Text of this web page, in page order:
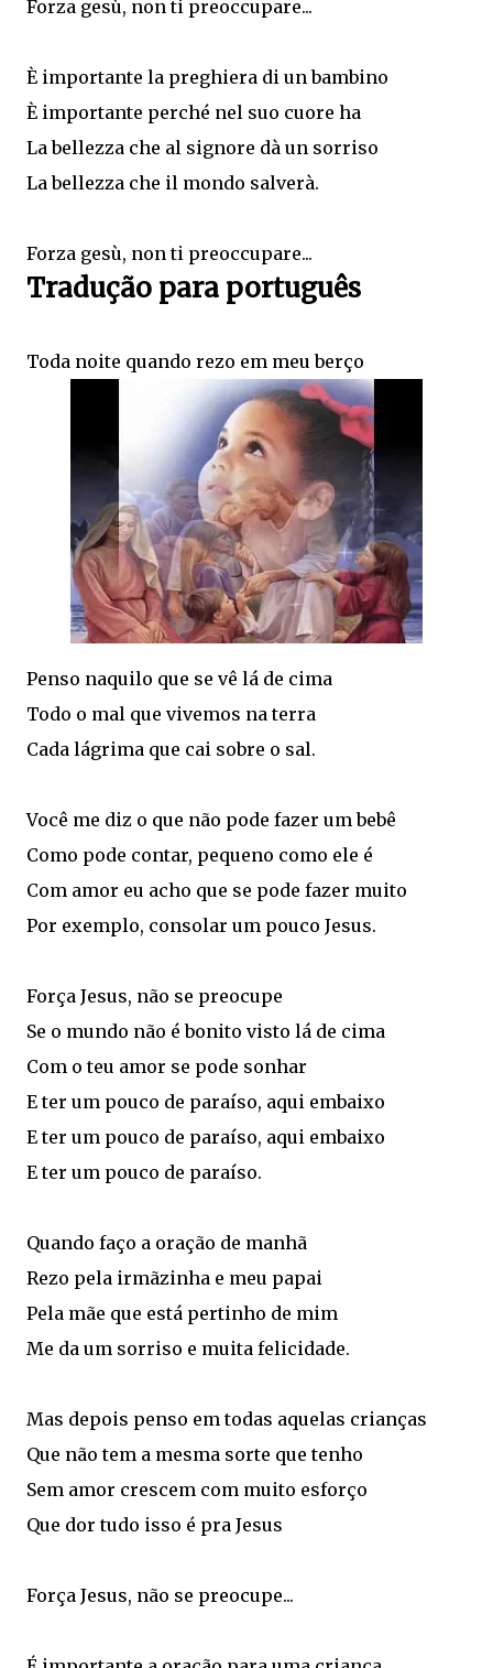
Forza gesù, non ti preoccupare...
È importante la preghiera di un bambino
È importante perché nel suo cuore ha
La bellezza che al signore dà un sorriso
La bellezza che il mondo salverà.
Forza gesù, non ti preoccupare...
Tradução para português
Toda noite quando rezo em meu berço
Penso naquilo que se vê lá de cima
Todo o mal que vivemos na terra
Cada lágrima que cai sobre o sal.
Você me diz o que não pode fazer um bebê
Como pode contar, pequeno como ele é
Com amor eu acho que se pode fazer muito
Por exemplo, consolar um pouco Jesus.
Força Jesus, não se preocupe
Se o mundo não é bonito visto lá de cima
Com o teu amor se pode sonhar
E ter um pouco de paraíso, aqui embaixo
E ter um pouco de paraíso, aqui embaixo
E ter um pouco de paraíso.
Quando faço a oração de manhã
Rezo pela irmãzinha e meu papai
Pela mãe que está pertinho de mim
Me da um sorriso e muita felicidade.
Mas depois penso em todas aquelas crianças
Que não tem a mesma sorte que tenho
Sem amor crescem com muito esforço
Que dor tudo isso é pra Jesus
Força Jesus, não se preocupe...